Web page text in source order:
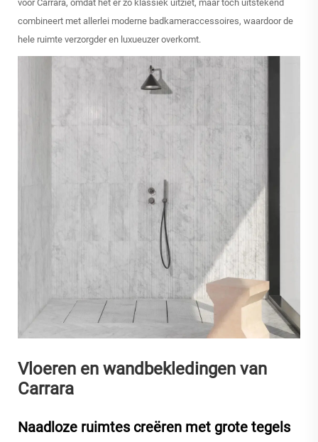
voor Carrara, omdat het er zo klassiek uitziet, maar toch uitstekend
combineert met allerlei moderne badkameraccessoires, waardoor de
hele ruimte verzorgder en luxueuzer overkomt.
Vloeren en wandbekledingen van
Carrara
Naadloze ruimtes creëren met grote tegels